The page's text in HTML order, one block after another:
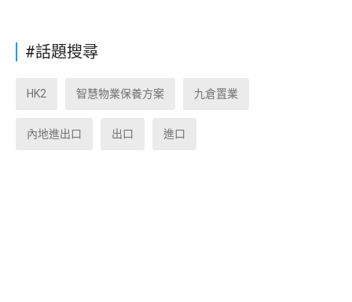
#話題搜尋
HK2 智慧物業保養方案 九倉置業
內地進出口 出口 進口